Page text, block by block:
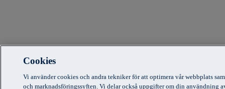
Cookies
Vi använder cookies och andra tekniker för att optimera vår webbplats
och marknadsföringssyften. Vi delar också uppgifter om din användning